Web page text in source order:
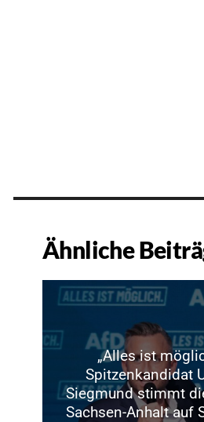
Ähnliche
„Alles ist
Spitzenkandidat
Siegmund stimmt
Sachsen-Anhalt auf